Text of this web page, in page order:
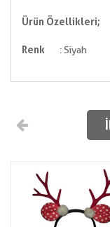
Ürün Özellikleri;
Renk : Siyah